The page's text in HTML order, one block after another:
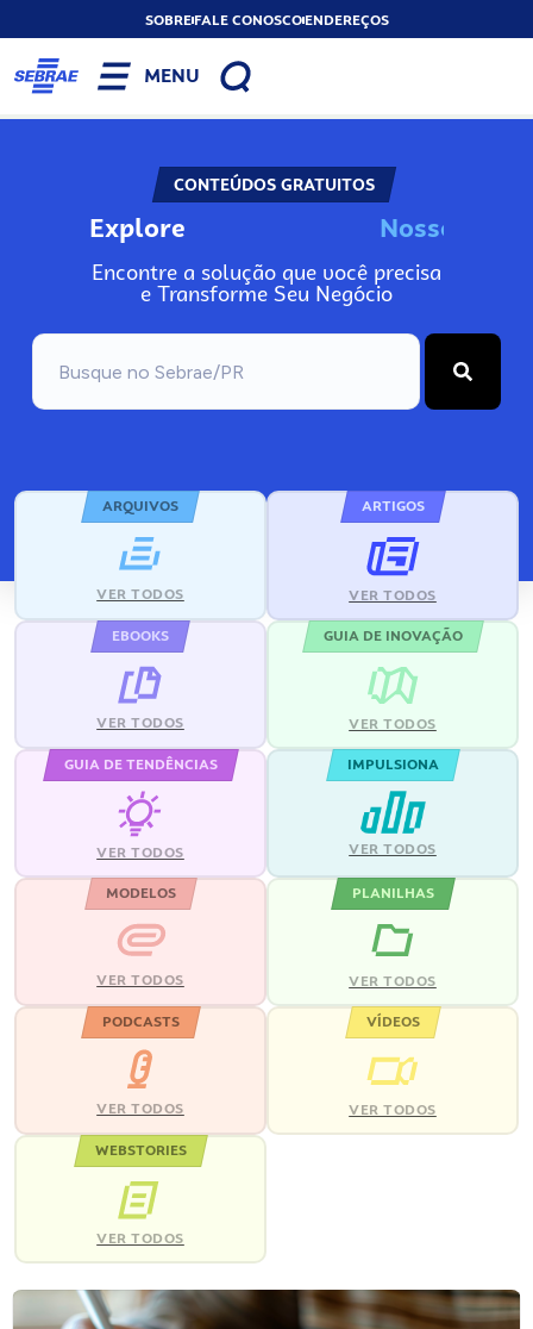
SOBREFALE CONOSCOENDEREÇOS
MENU
CONTEÚDOS GRATUITOS
Explore Nosso
Encontre a solução que você precisa
e Transforme Seu Negócio
ARQUIVOS
VER TODOS
ARTIGOS
VER TODOS
EBOOKS
VER TODOS
GUIA DE INOVAÇÃO
VER TODOS
GUIA DE TENDÊNCIAS
VER TODOS
IMPULSIONA
VER TODOS
MODELOS
VER TODOS
PLANILHAS
VER TODOS
PODCASTS
VER TODOS
VÍDEOS
VER TODOS
WEBSTORIES
VER TODOS